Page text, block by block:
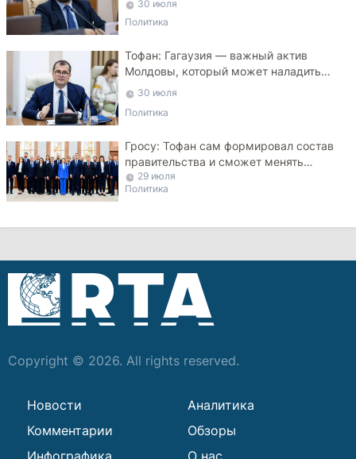
30 июля
Политика
Тофан: Гагаузия — важный актив
Молдовы, который может наладить
мосты с Турцией
30 июля
Политика
Гросу: Тофан сам формировал состав
правительства и сможет менять
министров
29 июля
Политика
Copyright © 2026. All rights reserved.
Новости
Аналитика
Комментарии
Обзоры
Инфографика
О нас